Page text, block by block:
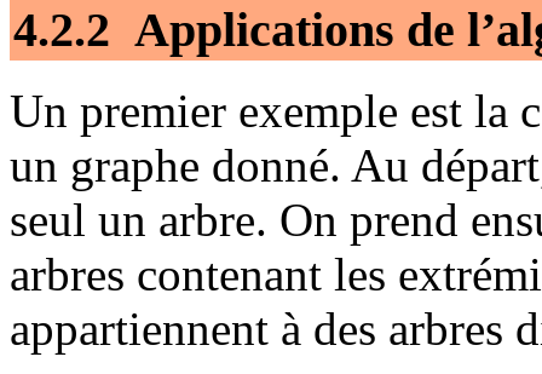
4.2.2 Applications de
Un premier exemple est la
un graphe donné. Au
seul un arbre. On prend
arbres contenant les
appartiennent à des arbres